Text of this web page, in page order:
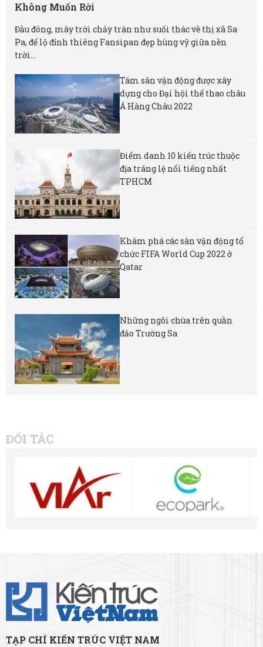
Không Muốn Rời
Đầu đông, mây trời chảy tràn như suối thác về thị xã Sa
Pa, để lộ đỉnh thiêng Fansipan đẹp hùng vỹ giữa nền
trời...
Tám sân vận động được xây
dựng cho Đại hội thể thao châu
Á Hàng Châu 2022
Điểm danh 10 kiến trúc thuộc
địa tráng lệ nổi tiếng nhất
TPHCM
Khám phá các sân vận động tổ
chức FIFA World Cup 2022 ở
Qatar
Những ngôi chùa trên quần
đảo Trường Sa
ĐỐI TÁC
TẠP CHÍ KIẾN TRÚC VIỆT NAM